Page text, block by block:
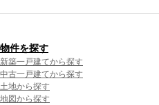
物件を探す
新築一戸建てから探す
中古一戸建てから探す
土地から探す
地図から探す